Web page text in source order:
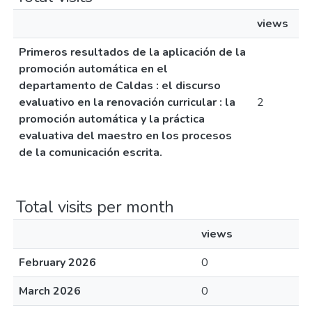
views
Primeros resultados de la aplicación de la
promoción automática en el
departamento de Caldas : el discurso
evaluativo en la renovación curricular : la
promoción automática y la práctica
evaluativa del maestro en los procesos
de la comunicación escrita.
2
Total visits per month
views
February 2026
0
March 2026
0